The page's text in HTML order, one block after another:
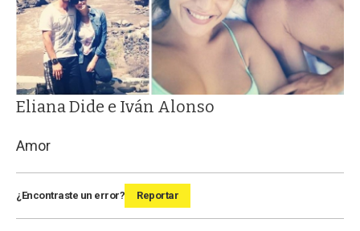
Eliana Dide e Iván Alonso
Amor
¿Encontraste un error? Reportar